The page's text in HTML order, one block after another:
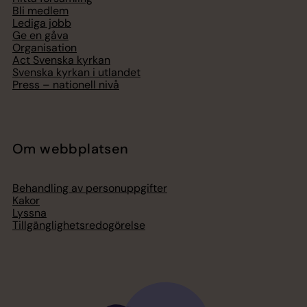
Bli medlem
Lediga jobb
Ge en gåva
Organisation
Act Svenska kyrkan
Svenska kyrkan i utlandet
Press – nationell nivå
Om webbplatsen
Behandling av personuppgifter
Kakor
Lyssna
Tillgänglighetsredogörelse